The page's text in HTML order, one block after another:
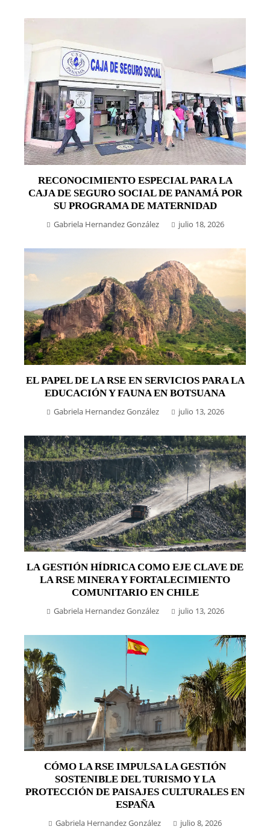
RECONOCIMIENTO ESPECIAL PARA LA
CAJA DE SEGURO SOCIAL DE PANAMÁ POR
SU PROGRAMA DE MATERNIDAD
Gabriela Hernandez González julio 18, 2026
EL PAPEL DE LA RSE EN SERVICIOS PARA LA
EDUCACIÓN Y FAUNA EN BOTSUANA
Gabriela Hernandez González julio 13, 2026
LA GESTIÓN HÍDRICA COMO EJE CLAVE DE
LA RSE MINERA Y FORTALECIMIENTO
COMUNITARIO EN CHILE
Gabriela Hernandez González julio 13, 2026
CÓMO LA RSE IMPULSA LA GESTIÓN
SOSTENIBLE DEL TURISMO Y LA
PROTECCIÓN DE PAISAJES CULTURALES EN
ESPAÑA
Gabriela Hernandez González julio 8, 2026